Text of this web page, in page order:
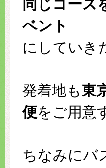
同じコース
ベント
にしていき
発着地も東
便をご用意
ちなみにバ